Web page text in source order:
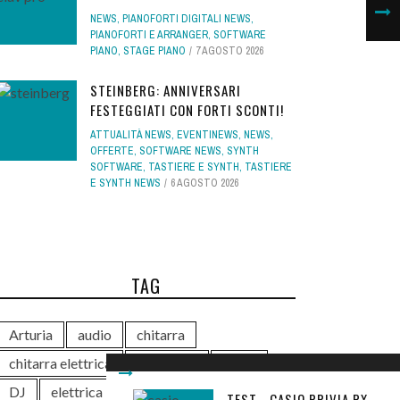
NEWS, PIANOFORTI DIGITALI NEWS,
PIANOFORTI E ARRANGER, SOFTWARE
PIANO, STAGE PIANO 7 AGOSTO 2026
STEINBERG: ANNIVERSARI
FESTEGGIATI CON FORTI SCONTI!
ATTUALITÀ NEWS, EVENTINEWS, NEWS,
OFFERTE, SOFTWARE NEWS, SYNTH
SOFTWARE, TASTIERE E SYNTH, TASTIERE
E SYNTH NEWS
6 AGOSTO 2026
TAG
Arturia audio
chitarra
chitarra elettrica
DJ
elettrica eventi
free